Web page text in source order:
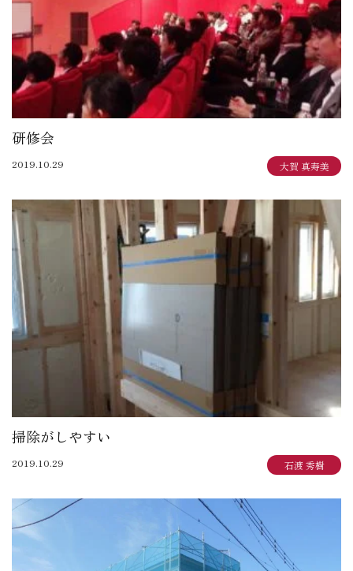
研修会
2019.10.29 大賀 真寿美
掃除がしやすい
2019.10.29 石渡 秀樹